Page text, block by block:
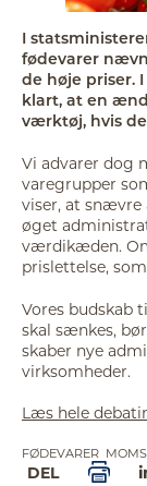
I
fødevarer
de høje priser.
klart, at en
værktøj, hvis
Vi advarer dog
varegrupper
viser, at
øget
værdikæden.
prislettelse,
Vores budskab
skal sænkes,
skaber nye
virksomheder.
Læs hele
FØDEVARER MOMS
DEL